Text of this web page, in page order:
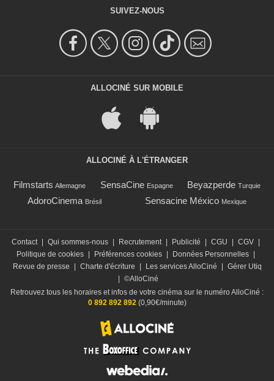
SUIVEZ-NOUS
ALLOCINÉ SUR MOBILE
ALLOCINÉ À L'ÉTRANGER
Filmstarts Allemagne SensaCine Espagne Beyazperde Turquie
AdoroCinema Brésil Sensacine México Mexique
Contact Qui sommes-nous Recrutement Publicité CGU CGV
Politique de cookies
Préférences cookies Données Personnelles
Revue de presse
Charte d'écriture Les services AlloCiné
Gérer Utiq
©AlloCiné
Retrouvez tous les horaires et infos de votre cinéma sur le numéro AlloCiné :
0 892 892 892(0,90€/minute)